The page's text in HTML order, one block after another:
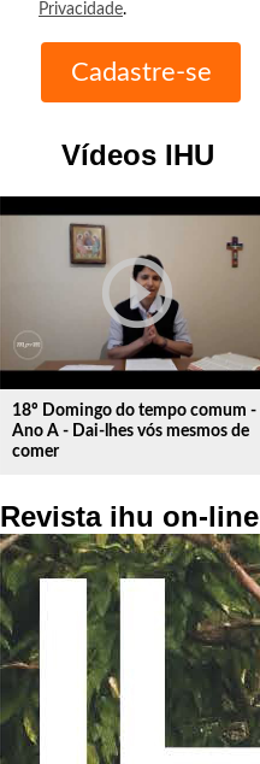
Privacidade.
Vídeos IHU
play_circle_outline
18º Domingo do tempo comum -
Ano A - Dai-lhes vós mesmos de
comer
Revista ihu on-line